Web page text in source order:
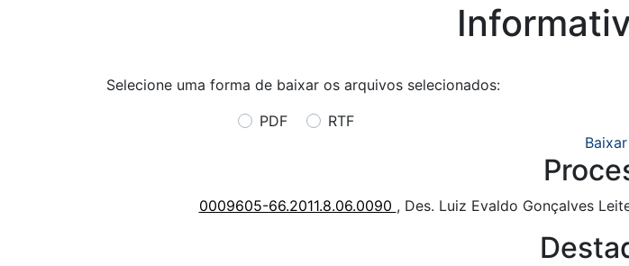
Selecione uma forma de baixar os arquivos selecionados:
PDF
RTF
Baixar
0009605-66.2011.8.06.0090 , Des. Luiz Evaldo Gonçalves